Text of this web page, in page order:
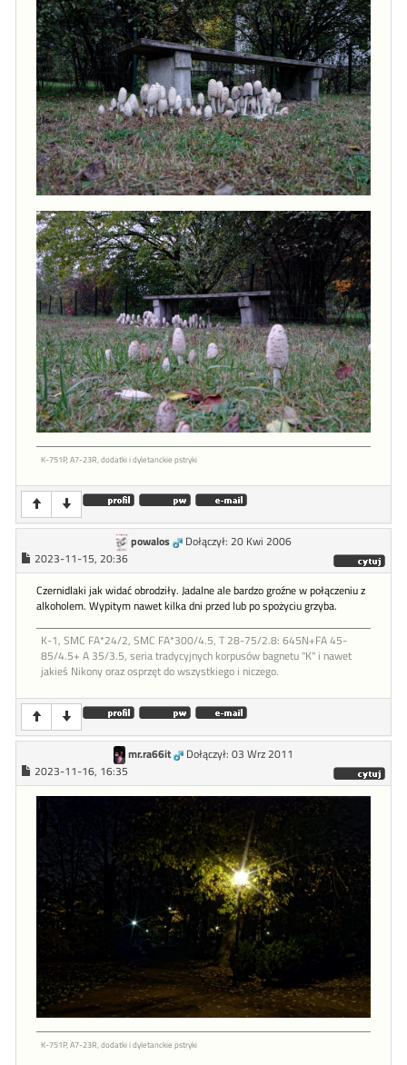
K-751P, A7-23R, dodatki i dyletanckie pstryki
powalos
Dołączył: 20 Kwi 2006
2023-11-15, 20:36
Czernidlaki jak widać obrodziły. Jadalne ale bardzo groźne w połączeniu z
alkoholem. Wypitym nawet kilka dni przed lub po spożyciu grzyba.
K-1, SMC FA*24/2, SMC FA*300/4.5, T 28-75/2.8: 645N+FA 45-
85/4.5+ A 35/3.5, seria tradycyjnych korpusów bagnetu "K" i nawet
jakieś Nikony oraz osprzęt do wszystkiego i niczego.
mr.ra66it
Dołączył: 03 Wrz 2011
2023-11-16, 16:35
K-751P, A7-23R, dodatki i dyletanckie pstryki